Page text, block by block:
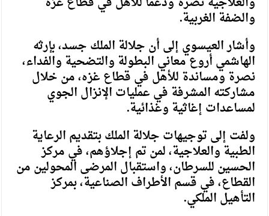
والضفة الغربية.
وأشار العيسوي إلى أن جلالة الملك جسد، بإرثه
الهاشمي أروع معاني البطولة والتضحية والفداء،
نصرة ومساندة للأهل في قطاع غزه، من خلال
مشاركته المشرفة في عمليات الإنزال الجوي
لمساعدات إغاثية وغذائية.
ولفت إلى توجيهات جلالة الملك بتقديم الرعاية
الطبية والعلاجية، لمن تم إجلاؤهم، في مركز
الحسين للسرطان، واستقبال المرضى المحولين من
القطاع، في قسم الأطراف الصناعية، بمركز
التأهيل الملكي.